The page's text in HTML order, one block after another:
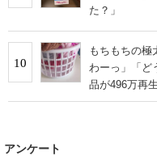
た？」
10
もちもちの
わーっ」「ど
品が496万再
アンケート